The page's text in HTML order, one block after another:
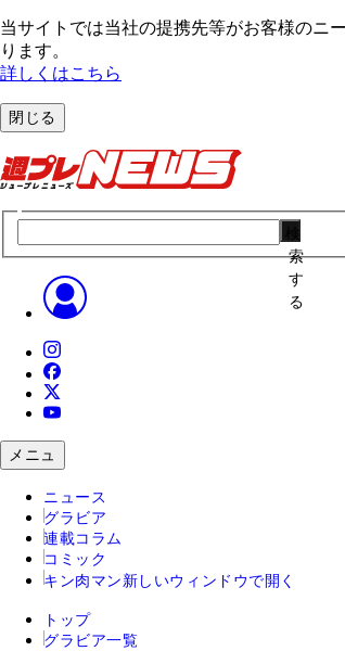
当サイトでは当社の提携先等がお客様のニ
ります。
詳しくはこちら
閉じる
索
す
る
メニュ
ニュース
グラビア
連載コラム
コミック
キン肉マン 新しいウィンドウで開く
トップ
グラビア一覧